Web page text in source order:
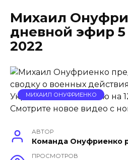
Михаил
дневной эфир 5
2022
МИХАИЛ ОНУФРИЕНКО
АВТОР
Команда Онуфриенко
ПРОСМОТРОВ